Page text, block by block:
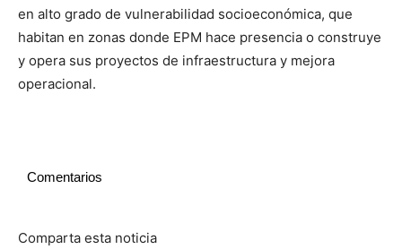
en alto grado de vulnerabilidad socioeconómica, que
habitan en zonas donde EPM hace presencia o construye
y opera sus proyectos de infraestructura y mejora
operacional.
Comentarios
Comparta esta noticia